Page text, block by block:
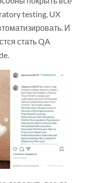
testing, UX
И
стать QA